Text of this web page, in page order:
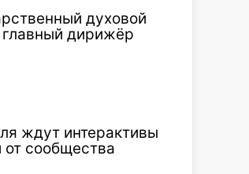
духовой
дирижёр
ждут интерактивы
от сообщества